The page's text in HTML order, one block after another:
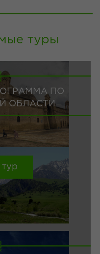
туры
ПО
ОБЛАСТИ
тур